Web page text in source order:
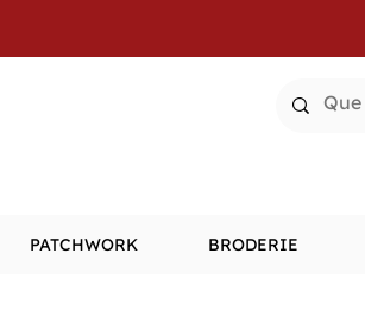
PATCHWORK BRODERIE